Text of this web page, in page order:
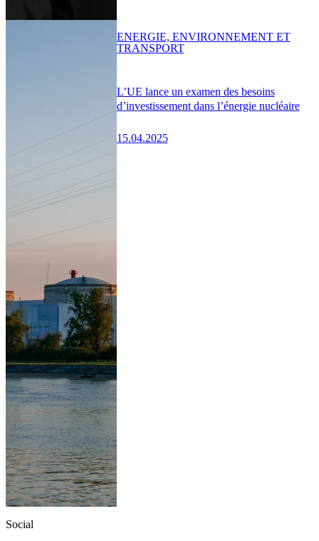
L’UE lance un examen des besoins
d’investissement dans l’énergie nucléaire
15.04.2025
ENERGIE, ENVIRONNEMENT ET
TRANSPORT
Social